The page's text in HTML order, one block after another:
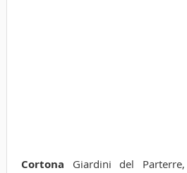
Cortona Giardini del Parterre,